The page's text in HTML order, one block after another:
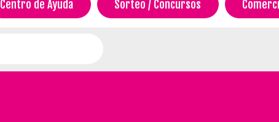
Centro de Ayuda Sorteo / Concursos